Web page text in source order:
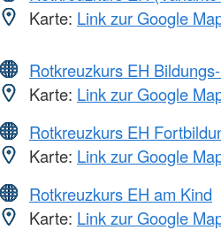
Karte: Link zur Google
Rotkreuzkurs EH
Karte: Link zur Google
Rotkreuzkurs EH
Karte: Link zur Google
Rotkreuzkurs EH am Kind
Karte: Link zur Google